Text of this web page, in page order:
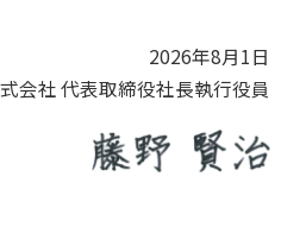
2026年8月1日
会社 代表取締役社長執行役員